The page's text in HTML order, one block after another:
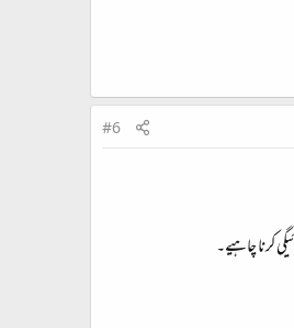
#6
کرنا چاہیے۔